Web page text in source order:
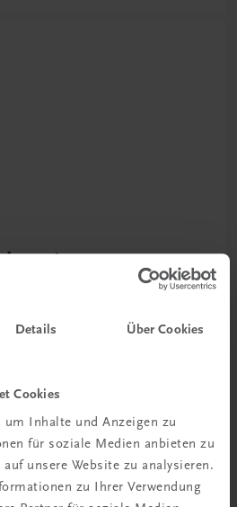
Details Über Cookies
Cookies
um Inhalte und Anzeigen zu
für soziale Medien anbieten zu
unsere Website zu analysieren.
zu Ihrer Verwendung